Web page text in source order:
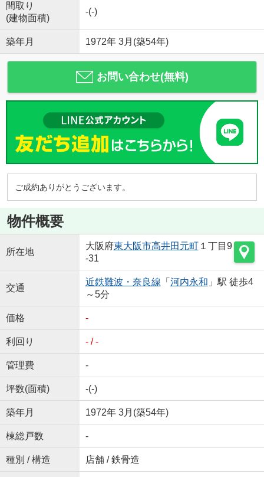
間取り
(建物面積)
-(-)
築年月 1972年 3月(築54年)
お問い合わせ(無料)
ご成約ありがとうございます。
物件概要
所在地
大阪府東大阪市高井田元町１丁目9
-31
交通
近鉄難波・奈良線 「 河内永和 」駅 徒歩4
～5分
価格 -
利回り - / -
管理費 -
坪数(面積) -(-)
築年月 1972年 3月(築54年)
棟総戸数 -
種別 / 構造 店舗 / 鉄骨造